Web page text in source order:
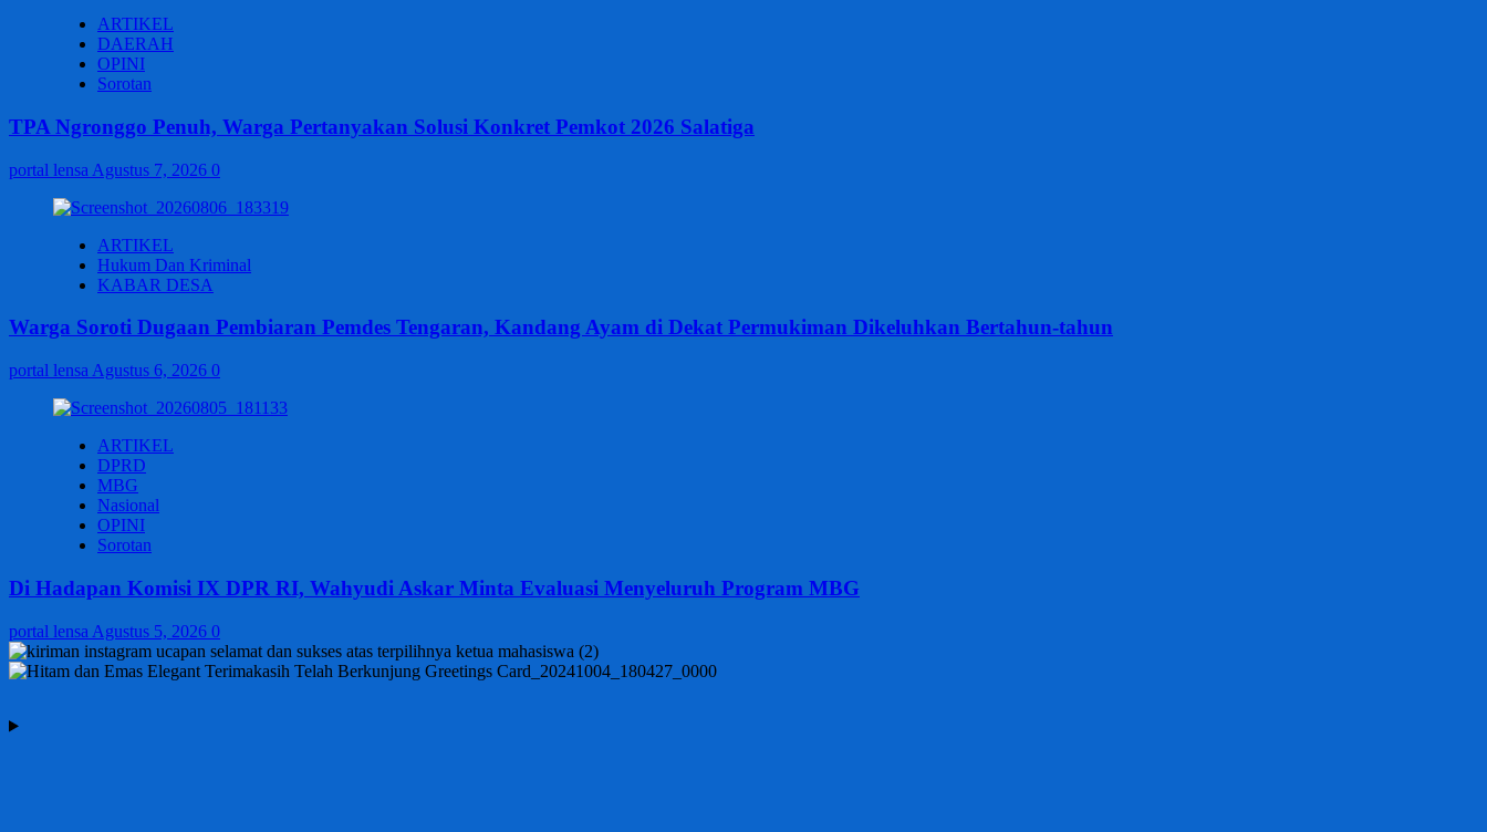
ARTIKEL
DAERAH
OPINI
Sorotan
TPA Ngronggo Penuh, Warga Pertanyakan Solusi Konkret Pemkot 2026 Salatiga
portal lensa Agustus 7, 2026 0
ARTIKEL
Hukum Dan Kriminal
KABAR DESA
Warga Soroti Dugaan Pembiaran Pemdes Tengaran, Kandang Ayam di Dekat Permukiman Dikeluhkan Bertahun-tahun
portal lensa Agustus 6, 2026 0
ARTIKEL
DPRD
MBG
Nasional
OPINI
Sorotan
Di Hadapan Komisi IX DPR RI, Wahyudi Askar Minta Evaluasi Menyeluruh Program MBG
portal lensa Agustus 5, 2026 0